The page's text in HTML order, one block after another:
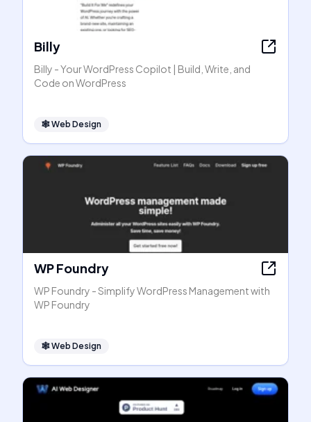
Billy
Billy - Your WordPress Copilot | Build, Write, and
Code on WordPress
🕸Web Design
WP Foundry
WP Foundry - Simplify WordPress Management with
WP Foundry
🕸Web Design